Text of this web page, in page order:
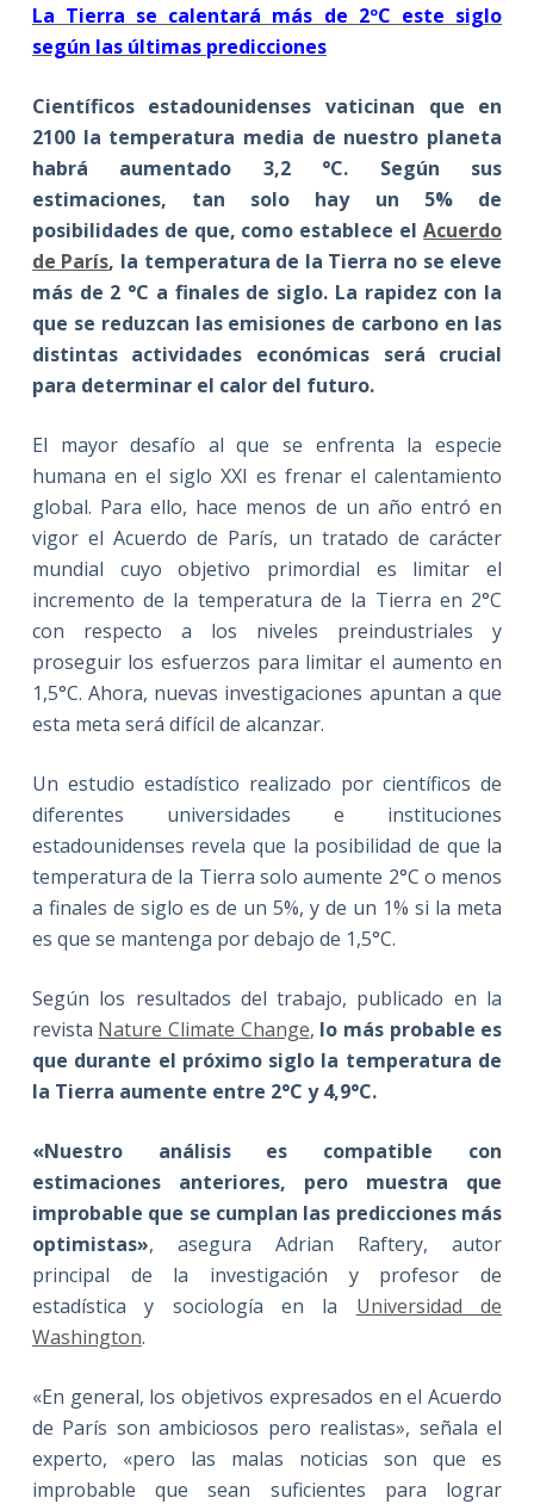
La Tierra se calentará más de 2ºC este siglo
según las últimas predicciones
Científicos estadounidenses vaticinan que en
2100 la temperatura media de nuestro planeta
habrá aumentado 3,2 °C. Según sus
estimaciones, tan solo hay un 5% de
posibilidades de que, como establece elAcuerdo
de París, la temperatura de la Tierra no se eleve
más de 2 °C a finales de siglo. La rapidez con la
que se reduzcan las emisiones de carbono en las
distintas actividades económicas será crucial
para determinar el calor del futuro.
El mayor desafío al que se enfrenta la especie
humana en el siglo XXI es frenar el calentamiento
global. Para ello, hace menos de un año entró en
vigor el Acuerdo de París, un tratado de carácter
mundial cuyo objetivo primordial es limitar el
incremento de la temperatura de la Tierra en 2°C
con respecto a los niveles preindustriales y
proseguir los esfuerzos para limitar el aumento en
1,5°C. Ahora, nuevas investigaciones apuntan a que
esta meta será difícil de alcanzar.
Un estudio estadístico realizado por científicos de
diferentes universidades e instituciones
estadounidenses revela que la posibilidad de que la
temperatura de la Tierra solo aumente 2°C o menos
a finales de siglo es de un 5%, y de un 1% si la meta
es que se mantenga por debajo de 1,5°C.
Según los resultados del trabajo, publicado en la
revista Nature Climate Change, lo más probable es
que durante el próximo siglo la temperatura de
la Tierra aumente entre 2°C y 4,9°C.
«Nuestro análisis es compatible con
estimaciones anteriores, pero muestra que
improbable que se cumplan las predicciones más
optimistas», asegura Adrian Raftery, autor
principal de la investigación y profesor de
estadística y sociología en la Universidad de
Washington.
«En general, los objetivos expresados en el Acuerdo
de París son ambiciosos pero realistas», señala el
experto, «pero las malas noticias son que es
improbable que sean suficientes para lograr